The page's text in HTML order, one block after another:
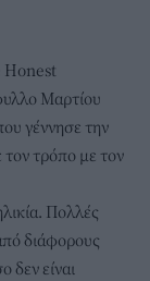
Honest
Μαρτίου
γέννησε την
τρόπο με τον
Πολλές
διάφορους
δεν είναι